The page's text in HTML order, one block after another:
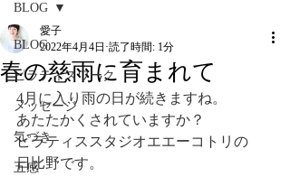
BLOG
ピラティスワーク
メッセージ
気づき
五感
BLOG
春の慈雨に育まれて
愛子
2022年4月4日 読了時間: 1分
4月に入り雨の日が続きますね。
あたたかくされていますか？
ピラティススタジオエエーコトリの
日比野です。